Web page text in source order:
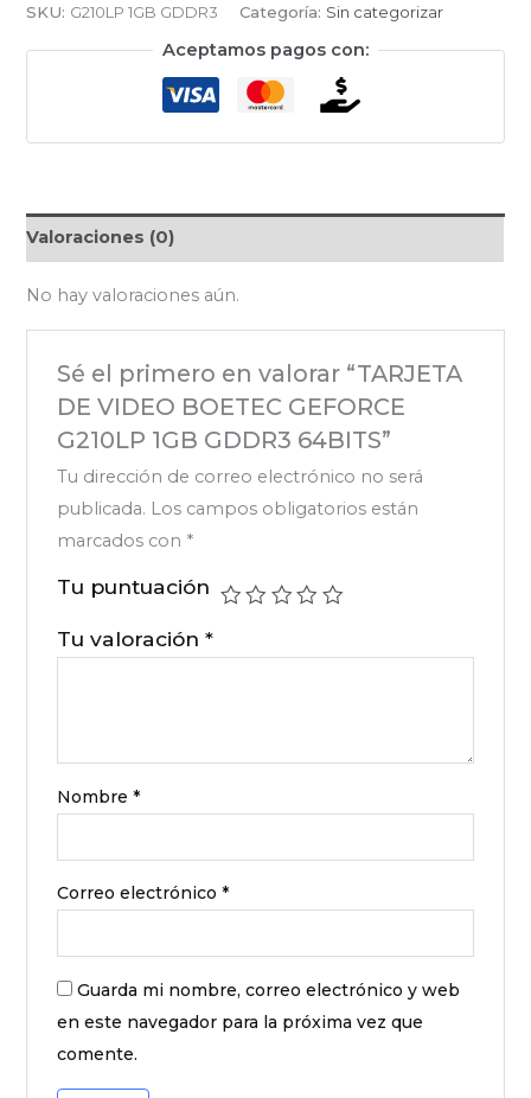
SKU: G210LP 1GB GDDR3 Categoría: Sin categorizar
Aceptamos pagos con:
Valoraciones (0)
No hay valoraciones aún.
Sé el primero en valorar “TARJETA
DE VIDEO BOETEC GEFORCE
G210LP 1GB GDDR3 64BITS”
Tu dirección de correo electrónico no será
publicada. Los campos obligatorios están
marcados con *
Tu puntuación
Tu valoración *
Nombre *
Correo electrónico *
Guarda mi nombre, correo electrónico y web
en este navegador para la próxima vez que
comente.